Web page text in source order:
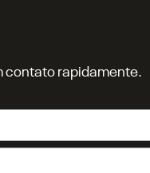
contato rapidamente.